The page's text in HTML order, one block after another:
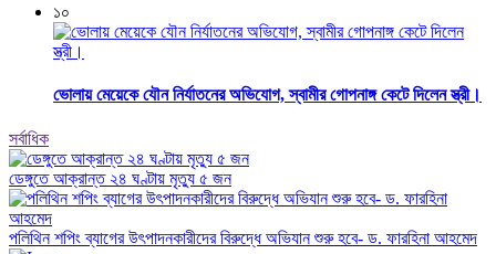
১০
ভোলায় মেয়েকে যৌন নির্যাতনের অভিযোগ, স্বামীর গোপনাঙ্গ কেটে দিলেন স্ত্রী।
সর্বাধিক
ডেঙ্গুতে আক্রান্ত ২৪ ঘণ্টায় মৃত্যু ৫ জন
পলিথিন শপিং ব্যাগের উৎপাদনকারীদের বিরুদ্ধে অভিযান শুরু হবে- ড. ফারহিনা আহমেদ